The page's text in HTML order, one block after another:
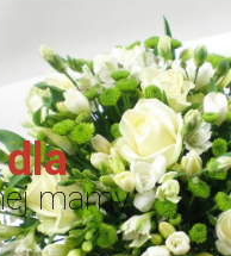
mamy